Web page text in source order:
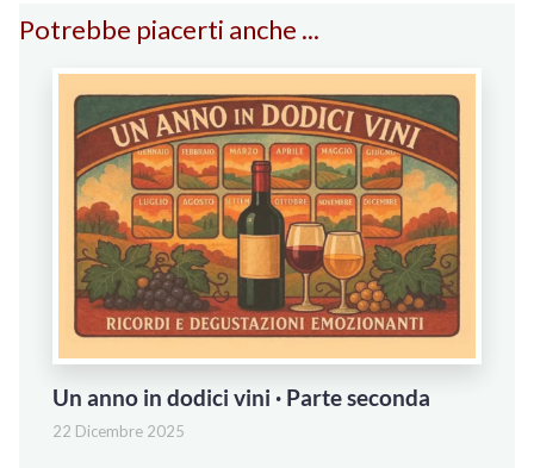
Potrebbe piacerti anche ...
Un anno in dodici vini · Parte seconda
22 Dicembre 2025